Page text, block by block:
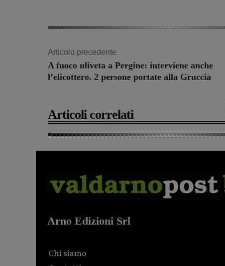
Articolo precedente
A fuoco uliveta a Pergine: interviene anche
l’elicottero. 2 persone portate alla Gruccia
Articoli correlati
Arno Edizioni Srl
Chi siamo